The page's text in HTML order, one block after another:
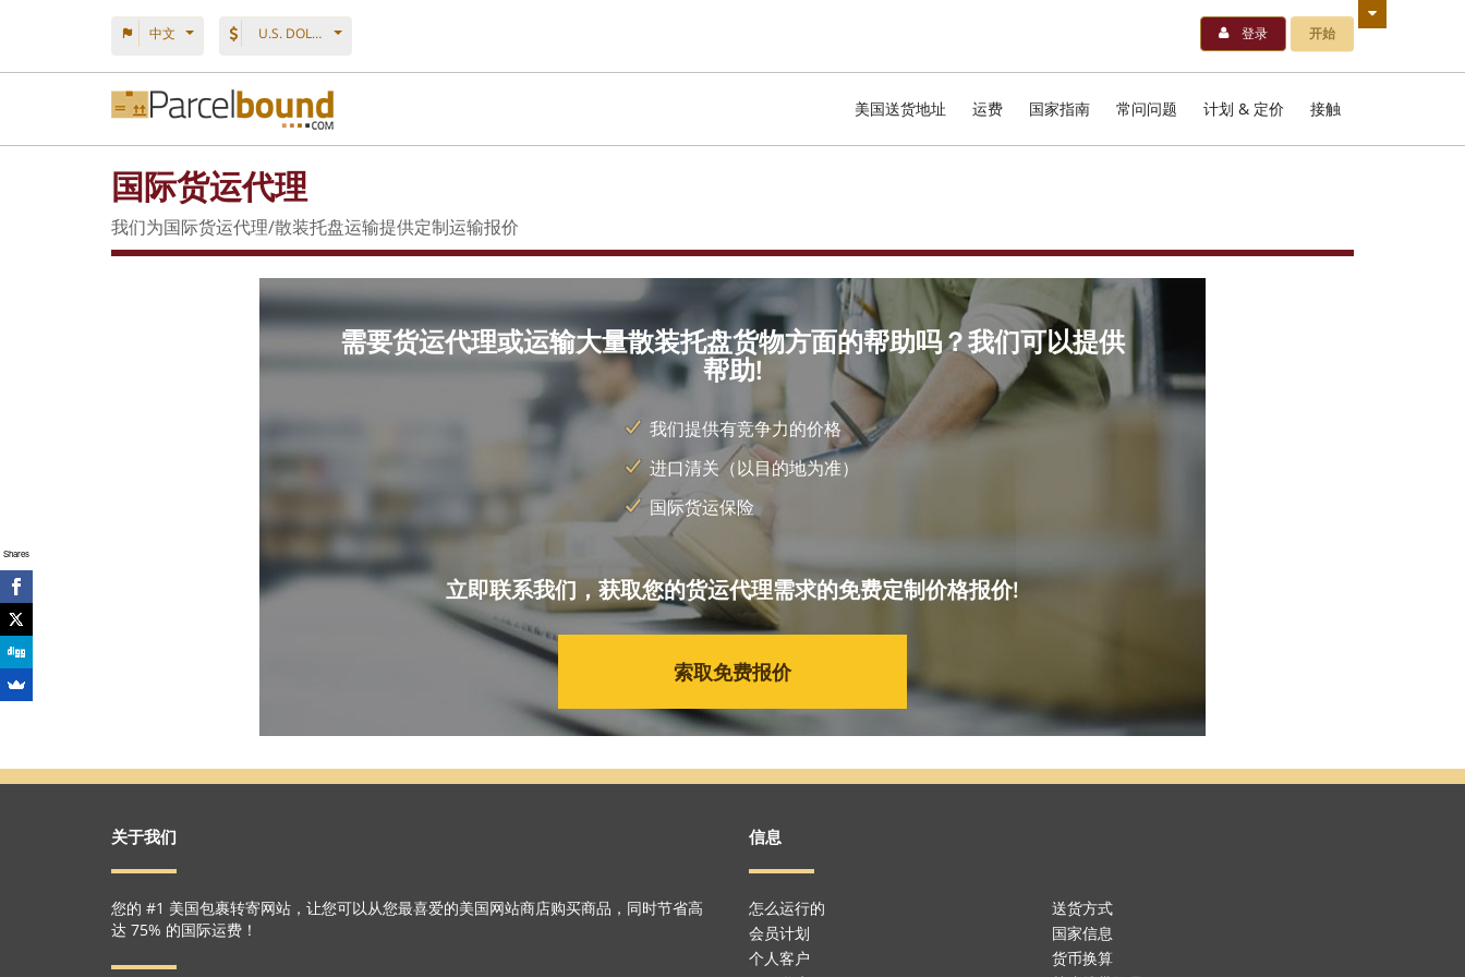
中文 U.S. DOLLAR 登录 开始
美国送货地址 运费 国家指南 常问问题 计划 & 定价 接触
国际货运代理
我们为国际货运代理/散装托盘运输提供定制运输报价
需要货运代理或运输大量散装托盘货物方面的帮助吗？我们可以提供
帮助!
我们提供有竞争力的价格
进口清关（以目的地为准）
国际货运保险
立即联系我们，获取您的货运代理需求的免费定制价格报价!
索取免费报价
关于我们
您的 #1 美国包裹转寄网站，让您可以从您最喜爱的美国网站商店购买商品，同时节省高
达 75% 的国际运费！
信息
怎么运行的
会员计划
个人客户
送货方式
国家信息
货币换算
Shares